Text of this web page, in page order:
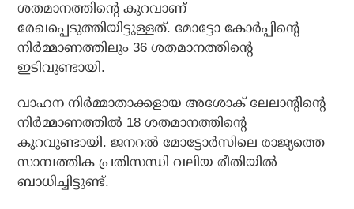
ശതമാനത്തിന്റെ കുറവാണ്
രേഖപ്പെടുത്തിയിട്ടുള്ളത്. മോട്ടോ കോര്‍പ്പിന്റെ
നിര്‍മ്മാണത്തിലും 36 ശതമാനത്തിന്റെ
ഇടിവുണ്ടായി.
വാഹന നിര്‍മ്മാതാക്കളായ അശോക് ലേലാന്റിന്റെ
നിര്‍മ്മാണത്തില്‍ 18 ശതമാനത്തിന്റെ
കുറവുണ്ടായി. ജനറല്‍ മോട്ടോര്‍സിലെ രാജ്യത്തെ
സാമ്പത്തിക പ്രതിസന്ധി വലിയ രീതിയില്‍
ബാധിച്ചിട്ടുണ്ട്.